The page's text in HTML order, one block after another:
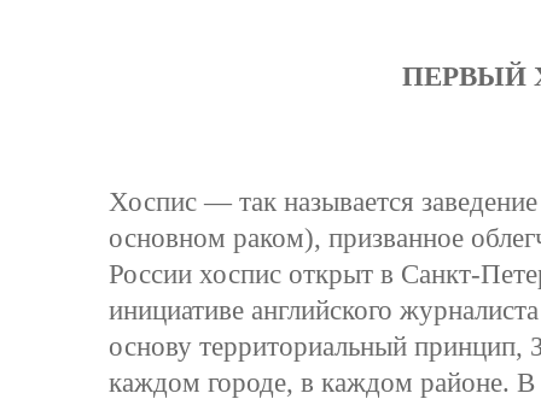
ПЕРВЫЙ
Хоспис — так называется
основном раком), призванное
России хоспис открыт в Санкт-
инициативе английского
основу территориальный принцип,
каждом городе, в каждом районе. В